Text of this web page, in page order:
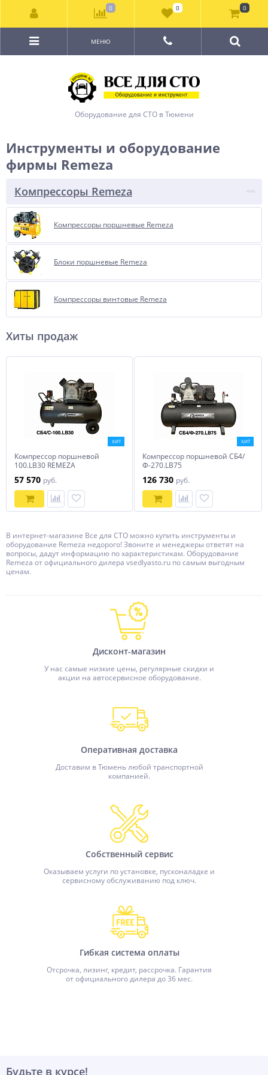
Оборудование для СТО в Тюмени
МЕНЮ
Инструменты и оборудование
фирмы Remeza
Компрессоры Remeza
Компрессоры поршневые Remeza
Блоки поршневые Remeza
Компрессоры винтовые Remeza
Хиты продаж
ХИТ
Компрессор поршневой
100.LB30 REMEZA
57 570 руб.
ХИТ
Компрессор поршневой СБ4/
Ф-270.LB75
126 730 руб.
В интернет-магазине Все для СТО можно купить инструменты и
оборудование Remeza недорого! Звоните и менеджеры ответят на
вопросы, дадут информацию по характеристикам. Оборудование
Remeza от официального дилера vsedlyasto.ru по самым выгодным
ценам.
Дисконт-магазин
У нас самые низкие цены, регулярные скидки и
акции на автосервисное оборудование.
Оперативная доставка
Доставим в Тюмень любой транспортной
компанией.
Собственный сервис
Оказываем услуги по установке, пусконаладке и
сервисному обслуживанию под ключ.
Гибкая система оплаты
Отсрочка, лизинг, кредит, рассрочка. Гарантия
от официального дилера до 36 мес.
Будьте в курсе!
0 0 0